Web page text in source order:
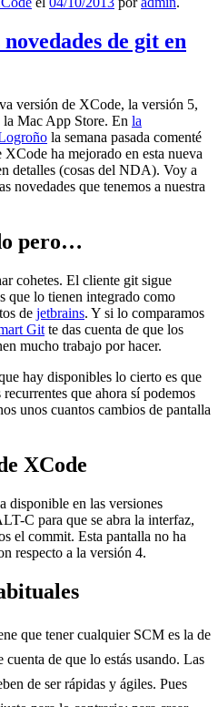
de git en
versión de XCode, la versión 5,
la Mac App Store. En la
la semana pasada comenté
ha mejorado en esta nueva
detalles (cosas del NDA). Voy a
novedades que tenemos a nuestra
pero…
cohetes. El cliente git sigue
que lo tienen integrado como
de jetbrains. Y si lo comparamos
Git te das cuenta de que los
mucho trabajo por hacer.
hay disponibles lo cierto es que
que ahora sí podemos
unos cuantos cambios de pantalla
XCode
disponible en las versiones
C para que se abra la interfaz,
el commit. Esta pantalla no ha
respecto a la versión 4.
que tener cualquier SCM es la de
cuenta de que lo estás usando. Las
de ser rápidas y ágiles. Pues